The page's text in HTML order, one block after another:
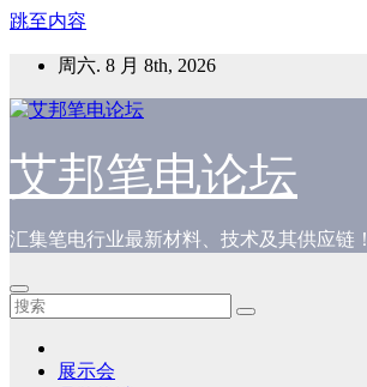
跳至内容
周六. 8 月 8th, 2026
艾邦笔电论坛
汇集笔电行业最新材料、技术及其供应链！
展示会